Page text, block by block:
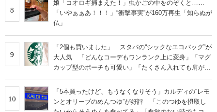
8
娘「コオロギ捕まえた！」虫かごの中をのぞくと……
「いやぁぁあ！！！」“衝撃事実”が160万再生「知らぬが
仏」
9
「2個も買いました」 スタバの“シックなエコバッグ”が
大人気 「どんなコーデもワンランク上に変身」「マグ
カップ型のポーチも可愛い」「たくさん入れても肩が痛
10
「5本買ったけど、もうなくなりそう」カルディの“レモ
ンとオリーブのめんつゆ”が好評 「このつゆを摂取し